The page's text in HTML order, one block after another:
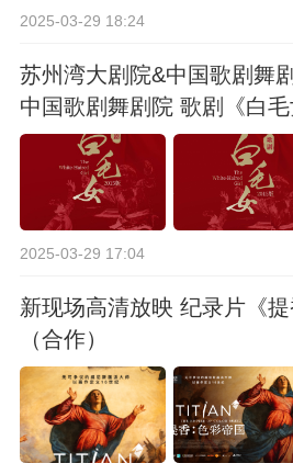
2025-03-29 18:24
苏州湾大剧院&中国歌剧舞
中国歌剧舞剧院 歌剧《白毛
2025-03-29 17:04
新现场高清放映 纪录片《提
（合作）